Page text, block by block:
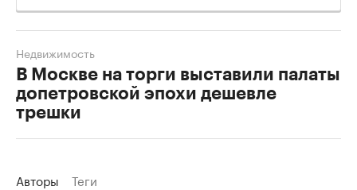
В Москве на торги выставили палаты
допетровской эпохи дешевле
трешки
Недвижимость
Авторы Теги